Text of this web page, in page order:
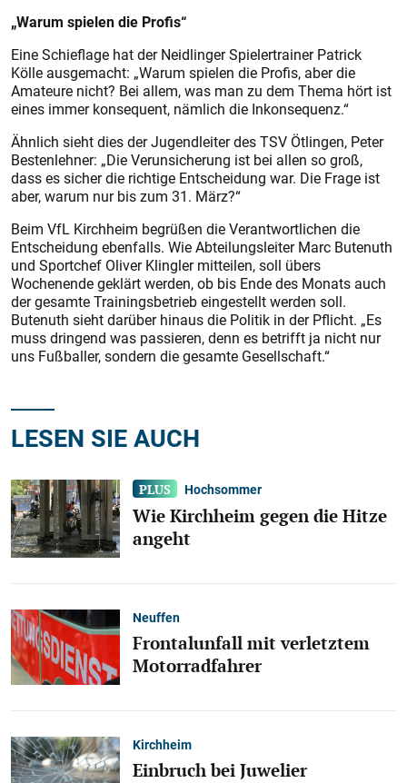
„Warum spielen die Profis“
Eine Schieflage hat der Neidlinger Spielertrainer Patrick
Kölle ausgemacht: „Warum spielen die Profis, aber die
Amateure nicht? Bei allem, was man zu dem Thema hört ist
eines immer konsequent, nämlich die Inkonsequenz.“
Ähnlich sieht dies der Jugendleiter des TSV Ötlingen, Peter
Bestenlehner: „Die Verunsicherung ist bei allen so groß,
dass es sicher die richtige Entscheidung war. Die Frage ist
aber, warum nur bis zum 31. März?“
Beim VfL Kirchheim begrüßen die Verantwortlichen die
Entscheidung ebenfalls. Wie Abteilungsleiter Marc Butenuth
und Sportchef Oliver Klingler mitteilen, soll übers
Wochenende geklärt werden, ob bis Ende des Monats auch
der gesamte Trainingsbetrieb eingestellt werden soll.
Butenuth sieht darüber hinaus die Politik in der Pflicht. „Es
muss dringend was passieren, denn es betrifft ja nicht nur
uns Fußballer, sondern die gesamte Gesellschaft.“
LESEN SIE AUCH
Hochsommer
Wie Kirchheim gegen die Hitze
angeht
Neuffen
Frontalunfall mit verletztem
Motorradfahrer
Kirchheim
Einbruch bei Juwelier